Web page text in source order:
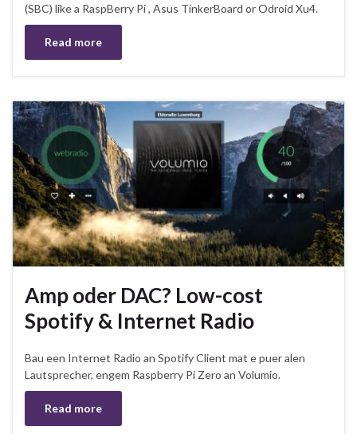
(SBC) like a RaspBerry Pi , Asus TinkerBoard or Odroid Xu4.
Read more
Amp oder DAC? Low-cost
Spotify & Internet Radio
Bau een Internet Radio an Spotify Client mat e puer alen
Lautsprecher, engem Raspberry Pi Zero an Volumio.
Read more